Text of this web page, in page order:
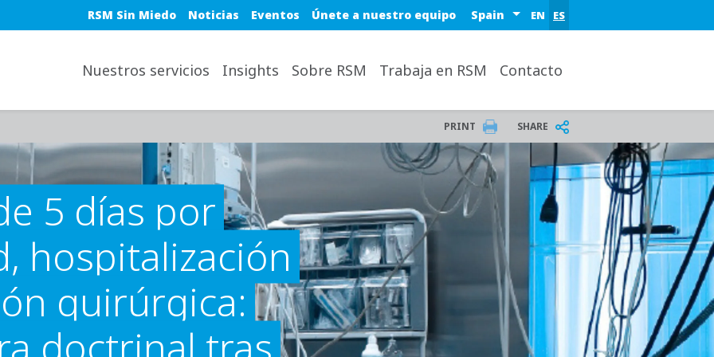
Blue top nav
RSM Sin Miedo Noticias Eventos Únete a nuestro equipo Select a region or country
EN ES
Nuestros servicios Insights Sobre RSM Trabaja en RSM Contacto
PRINT SHARE
5 días por
hospitalización
quirúrgica:
doctrinal tras